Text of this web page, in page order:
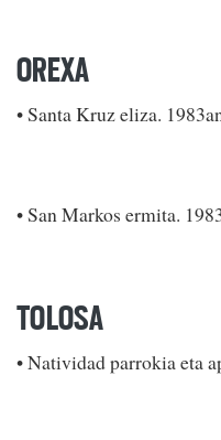
OREXA
• Santa Kruz eliza.
• San Markos ermita.
TOLOSA
• Natividad parrokia eta